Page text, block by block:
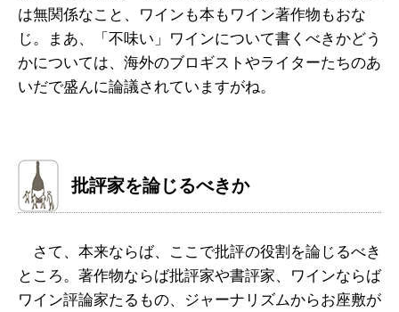
は無関係なこと、ワインも本もワイン著作物もおな
じ。まあ、「不味い」ワインについて書くべきかどう
かについては、海外のブロギストやライターたちのあ
いだで盛んに論議されていますがね。
批評家を論じるべきか
さて、本来ならば、ここで批評の役割を論じるべき
ところ。著作物ならば批評家や書評家、ワインならば
ワイン評論家たるもの、ジャーナリズムからお座敷が